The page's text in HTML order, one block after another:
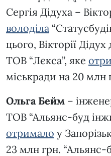
Сергія Дідуха –
володіла
цього, Вікторії
ТОВ “Лєкса”, яке отр
міськради на 20 млн
Ольга Бейм –
ТОВ “Альянс-буд
отримало у
23 млн грн. “Альянс-